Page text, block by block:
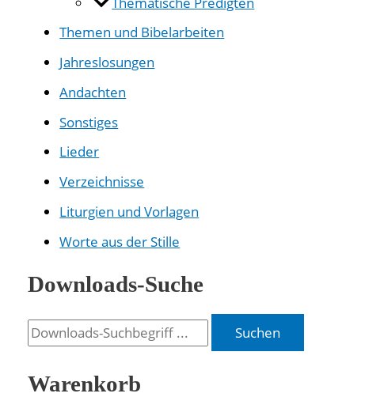
Themen und Bibelarbeiten
Jahreslosungen
Andachten
Sonstiges
Lieder
Verzeichnisse
Liturgien und Vorlagen
Worte aus der Stille
Downloads-Suche
Suchen
Warenkorb